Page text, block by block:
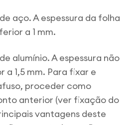
aço. A espessura da folha
a 1 mm.
alumínio. A espessura não
a 1,5 mm. Para fixar e
proceder como
anterior (ver fixação do
vantagens deste